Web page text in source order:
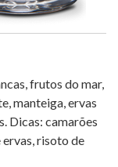
frutos do mar,
manteiga, ervas
Dicas: camarões
ervas, risoto de